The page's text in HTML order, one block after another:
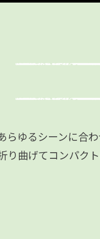
らゆるシーンに合
り曲げてコンパク